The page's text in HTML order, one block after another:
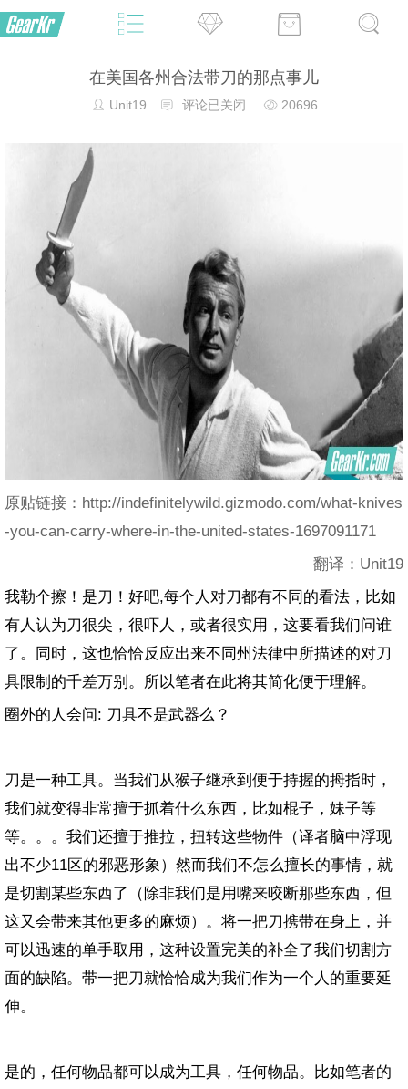
在美国各州合法带刀的那点事儿
Unit19 评论已关闭 20696
原贴链接：http://indefinitelywild.gizmodo.com/what-knives
-you-can-carry-where-in-the-united-states-1697091171
翻译：Unit19
我勒个擦！是刀！好吧,每个人对刀都有不同的看法，比如
有人认为刀很尖，很吓人，或者很实用，这要看我们问谁
了。同时，这也恰恰反应出来不同州法律中所描述的对刀
具限制的千差万别。所以笔者在此将其简化便于理解。
圈外的人会问: 刀具不是武器么？
刀是一种工具。当我们从猴子继承到便于持握的拇指时，
我们就变得非常擅于抓着什么东西，比如棍子，妹子等
等。。。我们还擅于推拉，扭转这些物件（译者脑中浮现
出不少11区的邪恶形象）然而我们不怎么擅长的事情，就
是切割某些东西了（除非我们是用嘴来咬断那些东西，但
这又会带来其他更多的麻烦）。将一把刀携带在身上，并
可以迅速的单手取用，这种设置完美的补全了我们切割方
面的缺陷。带一把刀就恰恰成为我们作为一个人的重要延
伸。
是的，任何物品都可以成为工具，任何物品。比如笔者的